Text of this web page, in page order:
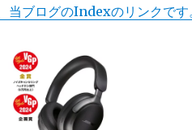
当ブログのIndexのリンクです